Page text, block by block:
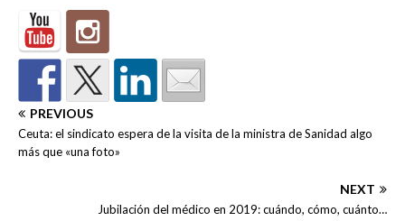
PREVIOUS
Ceuta: el sindicato espera de la visita de la ministra de Sanidad algo
más que «una foto»
NEXT
Jubilación del médico en 2019: cuándo, cómo, cuánto…